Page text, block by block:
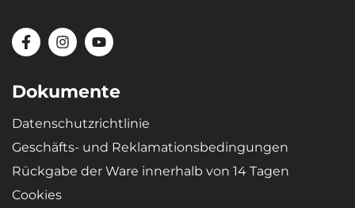
Dokumente
Datenschutzrichtlinie
Geschäfts- und Reklamationsbedingungen
Rückgabe der Ware innerhalb von 14 Tagen
Cookies